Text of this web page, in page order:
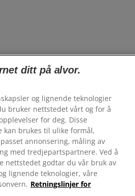
ditt på alvor.
og lignende teknologier
bruker nettstedet vårt og for å
for deg. Disse
kan brukes til ulike formål,
annonsering, måling av
med tredjepartspartnere. Ved å
nettstedet godtar du vår bruk av
lignende teknologier, våre
Retningslinjer for